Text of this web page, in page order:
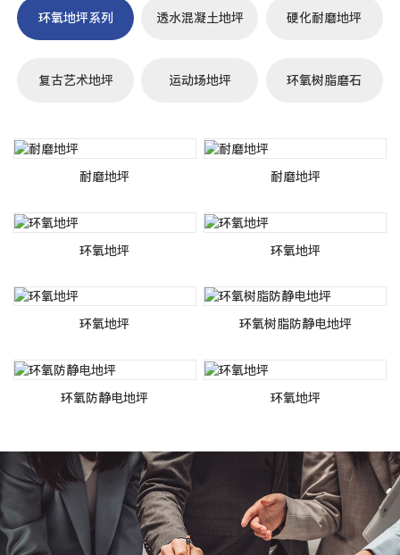
环氧地坪系列 透水混凝土地坪 硬化耐磨地坪
复古艺术地坪 运动场地坪 环氧树脂磨石
耐磨地坪 耐磨地坪
环氧地坪 环氧地坪
环氧地坪 环氧树脂防静电地坪
环氧防静电地坪 环氧地坪